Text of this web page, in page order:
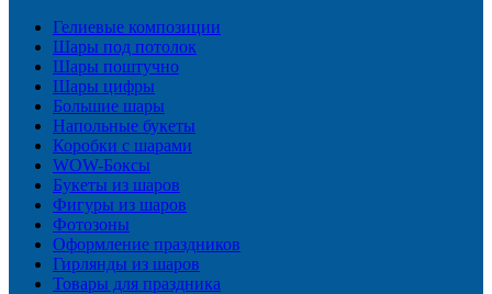
Гелиевые композиции
Шары под потолок
Шары поштучно
Шары цифры
Большие шары
Напольные букеты
Коробки с шарами
WOW-Боксы
Букеты из шаров
Фигуры из шаров
Фотозоны
Оформление праздников
Гирлянды из шаров
Товары для праздника